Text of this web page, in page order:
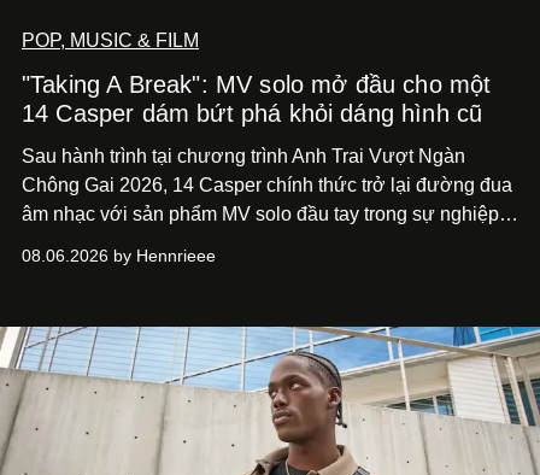
POP, MUSIC & FILM
"Taking A Break": MV solo mở đầu cho một
14 Casper dám bứt phá khỏi dáng hình cũ
Sau hành trình tại chương trình Anh Trai Vượt Ngàn
Chông Gai 2026, 14 Casper chính thức trở lại đường đua
âm nhạc với sản phẩm MV solo đầu tay trong sự nghiệp -
bước chuyển mình của 14 Casper sau chương trình, mà
của nam nghệ sĩ khi lần đầu tiên anh trình làng một MV
solo được đầu tư toàn diện từ sáng tác, sản xuất, trình
diễn đến hình ảnh.
08.06.2026 by Hennrieee